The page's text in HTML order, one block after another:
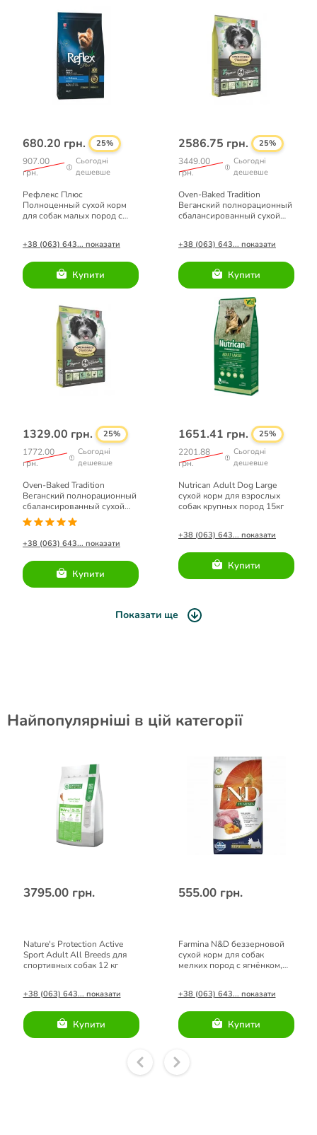
680.20 грн. 25%
907.00
грн.
Сьогодні
дешевше
Рефлекс Плюс
Полноценный сухой корм
для собак малых пород с
+38 (063) 643... показати
Купити
2586.75 грн. 25%
3449.00
грн.
Сьогодні
дешевше
Oven-Baked Tradition
Веганский полнорационный
сбалансированный сухой
+38 (063) 643... показати
Купити
1329.00 грн. 25%
1772.00
грн.
Сьогодні
дешевше
Oven-Baked Tradition
Веганский полнорационный
сбалансированный сухой
корм для взрослых собак
малых пород
+38 (063) 643... показати
Купити
1651.41 грн. 25%
2201.88
грн.
Сьогодні
дешевше
Nutrican Adult Dog Large
сухой корм для взрослых
собак крупных пород 15кг
+38 (063) 643... показати
Купити
Показати ще
Найпопулярніші в цій категорії
3795.00 грн.
Nature's Protection Active
Sport Adult All Breeds для
спортивных собак 12 кг
+38 (063) 643... показати
Купити
555.00 грн.
Farmina N&D беззерновой
сухой корм для собак
мелких пород с ягнёнком,
+38 (063) 643... показати
Купити